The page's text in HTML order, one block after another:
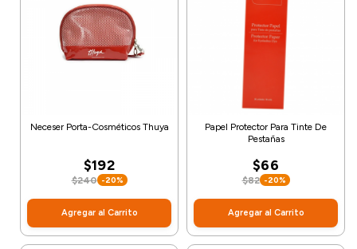
Neceser Porta-Cosméticos Thuya
$192
$240 -20%
Agregar al Carrito
Papel Protector Para Tinte De
Pestañas
$66
$82 -20%
Agregar al Carrito